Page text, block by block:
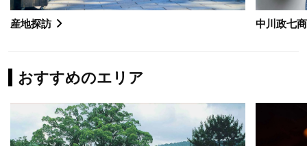
産地探訪 中川政七
おすすめのエリア